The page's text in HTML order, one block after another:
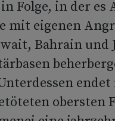
Folge, in der es
mit eigenen
Bahrain und
obersten